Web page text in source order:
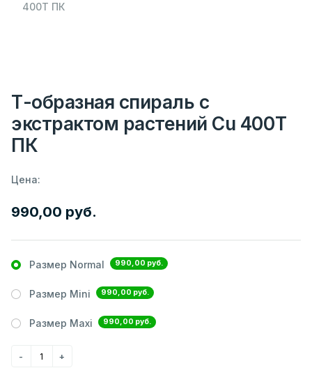
400T ПК
Т-образная спираль с
экстрактом растений Cu 400T
ПК
Цена:
990,00 руб.
Размер Normal 990,00 руб.
Размер Mini 990,00 руб.
Размер Maxi 990,00 руб.